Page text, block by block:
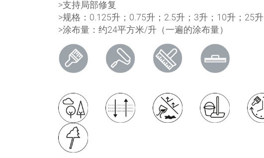
>支持局部修复
>规格：0.125升；0.75升；2.5升；3升；10升；25升
>涂布量：约24平方米/升（一遍的涂布量）